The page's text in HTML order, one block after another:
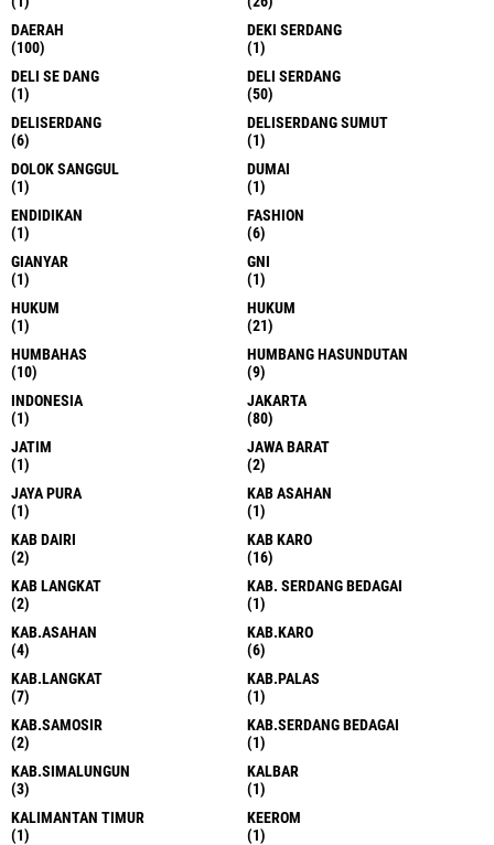
DAERAH
(100)
DEKI SERDANG
(1)
DELI SE DANG
(1)
DELI SERDANG
(50)
DELISERDANG
(6)
DELISERDANG SUMUT
(1)
DOLOK SANGGUL
(1)
DUMAI
(1)
ENDIDIKAN
(1)
FASHION
(6)
GIANYAR
(1)
GNI
(1)
HUKUM
(1)
HUKUM
(21)
HUMBAHAS
(10)
HUMBANG HASUNDUTAN
(9)
INDONESIA
(1)
JAKARTA
(80)
JATIM
(1)
JAWA BARAT
(2)
JAYA PURA
(1)
KAB ASAHAN
(1)
KAB DAIRI
(2)
KAB KARO
(16)
KAB LANGKAT
(2)
KAB. SERDANG BEDAGAI
(1)
KAB.ASAHAN
(4)
KAB.KARO
(6)
KAB.LANGKAT
(7)
KAB.PALAS
(1)
KAB.SAMOSIR
(2)
KAB.SERDANG BEDAGAI
(1)
KAB.SIMALUNGUN
(3)
KALBAR
(1)
KALIMANTAN TIMUR
(1)
KEEROM
(1)